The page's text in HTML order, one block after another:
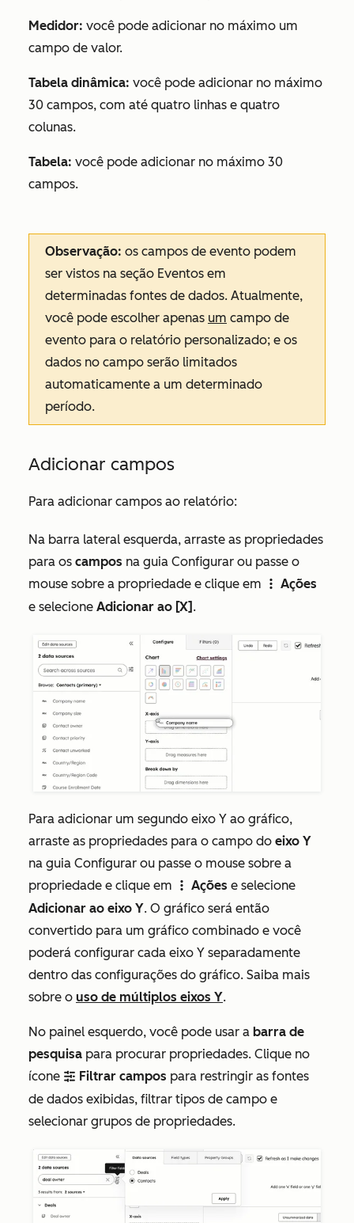
Medidor: você pode adicionar no máximo um
campo de valor.
Tabela dinâmica: você pode adicionar no máximo
30 campos, com até quatro linhas e quatro
colunas.
Tabela: você pode adicionar no máximo 30
campos.
Observação: os campos de evento podem
ser vistos na seção Eventos em
determinadas fontes de dados. Atualmente,
você pode escolher apenas um campo de
evento para o relatório personalizado; e os
dados no campo serão limitados
automaticamente a um determinado
período.
Adicionar campos
Para adicionar campos ao relatório:
Na barra lateral esquerda, arraste as propriedades
para os campos na guia Configurar ou passe o
mouse sobre a propriedade e clique em
verticalMenu
Ações
e selecione Adicionar ao [X] .
Para adicionar um segundo eixo Y ao gráfico,
arraste as propriedades para o campo do eixo Y
na guia Configurar ou passe o mouse sobre a
propriedade e clique em
verticalMenu Ações e selecione
Adicionar ao eixo Y. O gráfico será então
convertido para um gráfico combinado e você
poderá configurar cada eixo Y separadamente
dentro das configurações do gráfico. Saiba mais
sobre o uso de múltiplos eixos Y.
No painel esquerdo, você pode usar a barra de
pesquisa para procurar propriedades. Clique no
ícone filter Filtrar campos para restringir as fontes
de dados exibidas, filtrar tipos de campo e
selecionar grupos de propriedades.